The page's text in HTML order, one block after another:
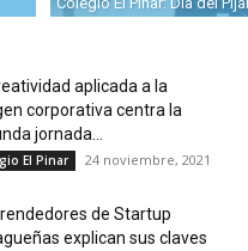
aplicada a la
corporativa centra la
jornada...
El Pinar 24 noviembre, 2021
de Startup
explican sus claves